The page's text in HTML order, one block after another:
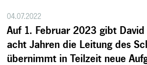
04.07.2022
Auf 1. Februar 2023 gibt David
acht Jahren die Leitung des
übernimmt in Teilzeit neue